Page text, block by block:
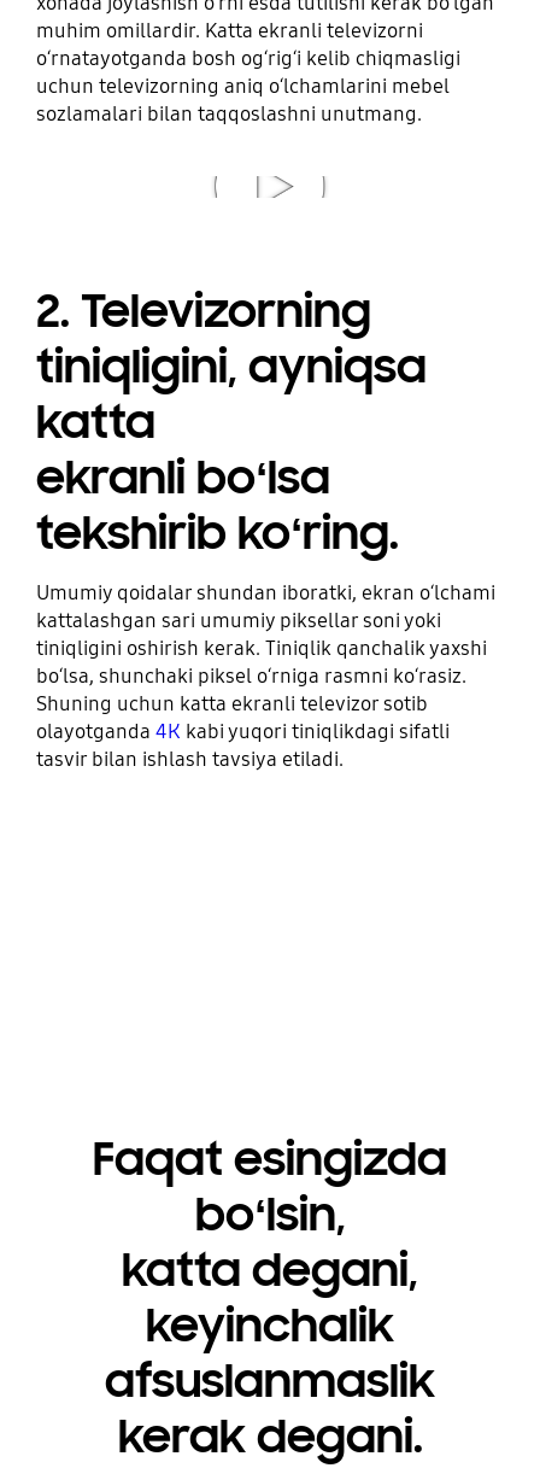
muhim omillardir. Katta ekranli televizorni
oʻrnatayotganda bosh ogʻrigʻi kelib chiqmasligi
uchun televizorning aniq oʻlchamlarini mebel
sozlamalari bilan taqqoslashni unutmang.
2. Televizorning
tiniqligini, ayniqsa
katta
ekranli boʻlsa
tekshirib koʻring.
Umumiy qoidalar shundan iboratki, ekran oʻlchami
kattalashgan sari umumiy piksellar soni yoki
tiniqligini oshirish kerak. Tiniqlik qanchalik yaxshi
boʻlsa, shunchaki piksel oʻrniga rasmni koʻrasiz.
Shuning uchun katta ekranli televizor sotib
olayotganda 4К kabi yuqori tiniqlikdagi sifatli
tasvir bilan ishlash tavsiya etiladi.
Faqat esingizda
boʻlsin,
katta degani,
keyinchalik
afsuslanmaslik
kerak degani.